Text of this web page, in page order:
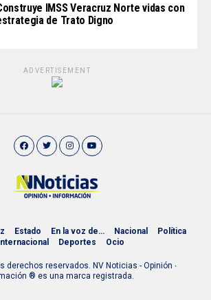
IMSS Veracruz Norte vidas con
de Trato Digno
ADVERTISEMENT
Estado En la voz de… Nacional
Política
Deportes Ocio
derechos reservados. NV Noticias - Opinión ∙
® es una marca registrada.